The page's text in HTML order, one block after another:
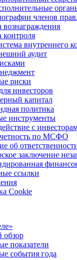
членов
вознаграждения
контроля
внутреннего
аудит
риски
инвесторов
капитал
политика
инструменты
с
по МСФО
об
заключение
ссылки
Cookie
обзор
показатели
события года